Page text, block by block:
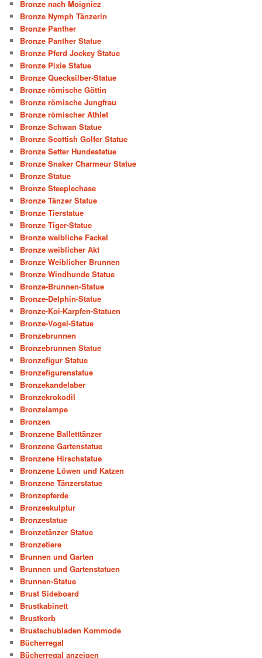
Bronze nach Moigniez
Bronze Nymph Tänzerin
Bronze Panther
Bronze Panther Statue
Bronze Pferd Jockey Statue
Bronze Pixie Statue
Bronze Quecksilber-Statue
Bronze römische Göttin
Bronze römische Jungfrau
Bronze römischer Athlet
Bronze Schwan Statue
Bronze Scottish Golfer Statue
Bronze Setter Hundestatue
Bronze Snaker Charmeur Statue
Bronze Statue
Bronze Steeplechase
Bronze Tänzer Statue
Bronze Tierstatue
Bronze Tiger-Statue
Bronze weibliche Fackel
Bronze weiblicher Akt
Bronze Weiblicher Brunnen
Bronze Windhunde Statue
Bronze-Brunnen-Statue
Bronze-Delphin-Statue
Bronze-Koi-Karpfen-Statuen
Bronze-Vogel-Statue
Bronzebrunnen
Bronzebrunnen Statue
Bronzefigur Statue
Bronzefigurenstatue
Bronzekandelaber
Bronzekrokodil
Bronzelampe
Bronzen
Bronzene Balletttänzer
Bronzene Gartenstatue
Bronzene Hirschstatue
Bronzene Löwen und Katzen
Bronzene Tänzerstatue
Bronzepferde
Bronzeskulptur
Bronzestatue
Bronzetänzer Statue
Bronzetiere
Brunnen und Garten
Brunnen und Gartenstatuen
Brunnen-Statue
Brust Sideboard
Brustkabinett
Brustkorb
Brustschubladen Kommode
Bücherregal
Bücherregal anzeigen